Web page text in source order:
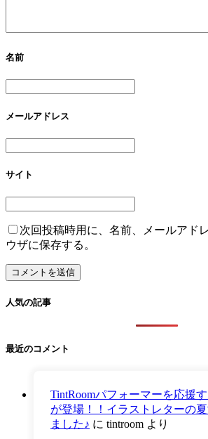
名前
メールアドレス
サイト
次回投稿時用に、名前、メールアド
ウザに保存する。
人気の記事
最近のコメント
TintRoomパフォーマーを応援
が登場！！イラストレターの
ました♪ に tintroom より